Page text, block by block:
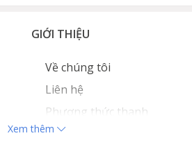
GIỚI THIỆU
Về chúng tôi
Liên hệ
Phương thức thanh
toán
Xem thêm